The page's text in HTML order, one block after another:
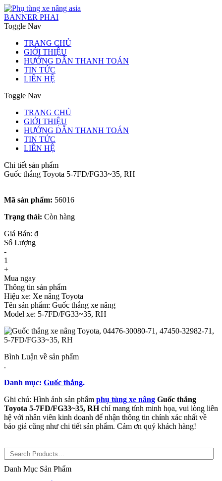
BANNER PHAI
Toggle Nav
TRANG CHỦ
GIỚI THIỆU
HƯỚNG DẪN THANH TOÁN
TIN TỨC
LIÊN HỆ
Toggle Nav
TRANG CHỦ
GIỚI THIỆU
HƯỚNG DẪN THANH TOÁN
TIN TỨC
LIÊN HỆ
Chi tiết sản phẩm
Guốc thắng Toyota 5-7FD/FG33~35, RH
Mã sản phẩm: 56016
Trạng thái: Còn hàng
Giá Bán: ₫
Số Lượng
-
1
+
Mua ngay
Thông tin sản phẩm
Hiệu xe: Xe nâng Toyota
Tên sản phẩm: Guốc thắng xe nâng
Model xe: 5-7FD/FG33~35, RH
Bình Luận về sản phẩm
.
Danh mục: Guốc thắng.
Ghi chú: Hình ảnh sản phẩm phụ tùng xe nâng Guốc thắng
Toyota 5-7FD/FG33~35, RHchỉ mang tính minh họa, vui lòng liên
hệ với nhân viên kinh doanh để nhận thông tin chính xác nhất về
báo giá cũng như chi tiết sản phẩm. Cảm ơn quý khách hàng!
Danh Mục Sản Phẩm